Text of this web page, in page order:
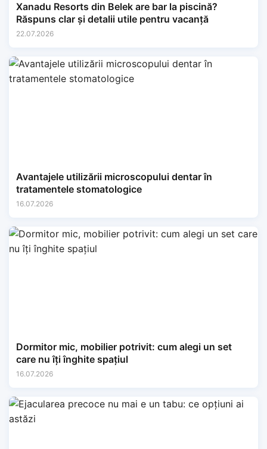
Xanadu Resorts din Belek are bar la piscină?
Răspuns clar și detalii utile pentru vacanță
22.07.2026
Avantajele utilizării microscopului dentar în
tratamentele stomatologice
16.07.2026
Dormitor mic, mobilier potrivit: cum alegi un set
care nu îți înghite spațiul
16.07.2026